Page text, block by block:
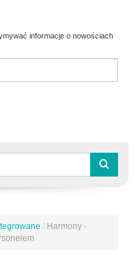
informacje o nowościach
/ Harmony -